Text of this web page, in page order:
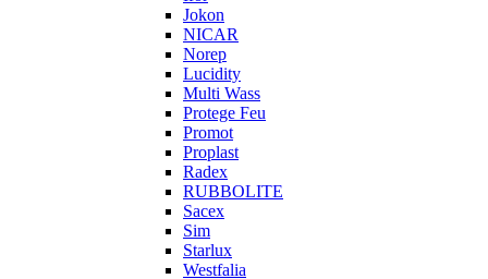
Jokon
NICAR
Norep
Lucidity
Multi Wass
Protege Feu
Promot
Proplast
Radex
RUBBOLITE
Sacex
Sim
Starlux
Westfalia